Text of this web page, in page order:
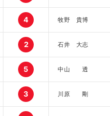
4 牧野 貴博
2 石井 大志
5 中山 透
3 川原 剛